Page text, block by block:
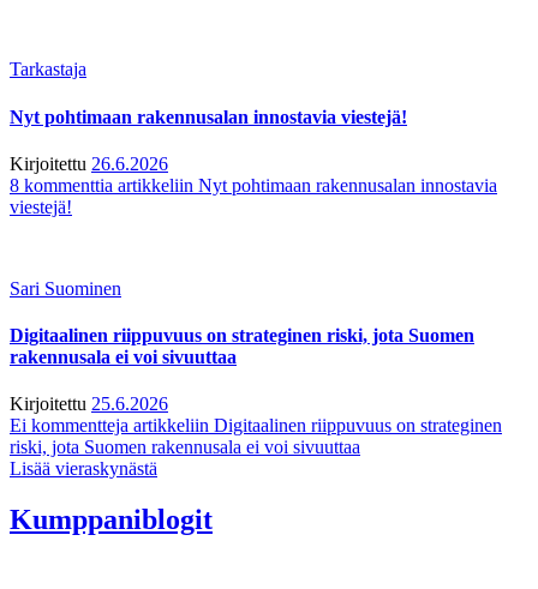
Tarkastaja
Nyt pohtimaan rakennusalan innostavia viestejä!
Kirjoitettu 26.6.2026
8 kommenttia artikkeliin Nyt pohtimaan rakennusalan innostavia
viestejä!
Sari Suominen
Digitaalinen riippuvuus on strateginen riski, jota Suomen
rakennusala ei voi sivuuttaa
Kirjoitettu 25.6.2026
Ei kommentteja artikkeliin Digitaalinen riippuvuus on strateginen
riski, jota Suomen rakennusala ei voi sivuuttaa
Lisää vieraskynästä
Kumppaniblogit